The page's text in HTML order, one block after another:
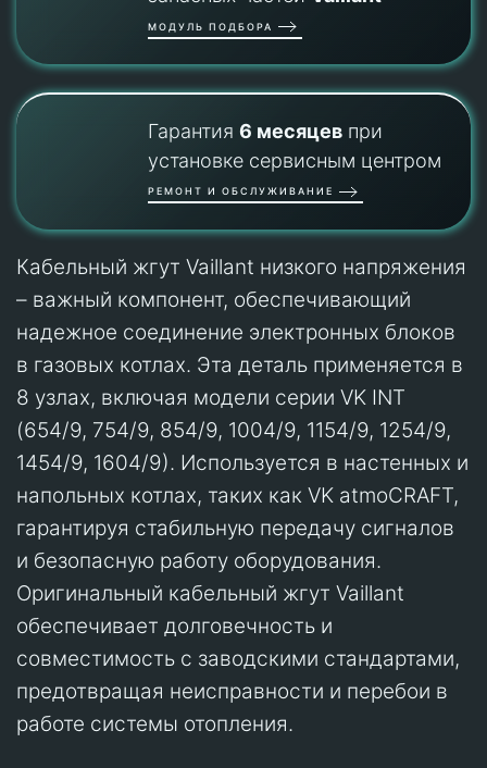
МОДУЛЬ ПОДБОРА
Гарантия 6 месяцевпри
установке сервисным центром
РЕМОНТ И ОБСЛУЖИВАНИЕ
Кабельный жгут Vaillant низкого напряжения
– важный компонент, обеспечивающий
надежное соединение электронных блоков
в газовых котлах. Эта деталь применяется в
8 узлах, включая модели серии VK INT
(654/9, 754/9, 854/9, 1004/9, 1154/9, 1254/9,
1454/9, 1604/9). Используется в настенных и
напольных котлах, таких как VK atmoCRAFT,
гарантируя стабильную передачу сигналов
и безопасную работу оборудования.
Оригинальный кабельный жгут Vaillant
обеспечивает долговечность и
совместимость с заводскими стандартами,
предотвращая неисправности и перебои в
работе системы отопления.